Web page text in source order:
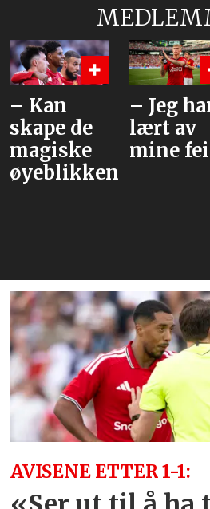
– Kan
skape de
magiske
øyeblikkene
– Jeg
lært av
mine
AVISENE ETTER 1-1: